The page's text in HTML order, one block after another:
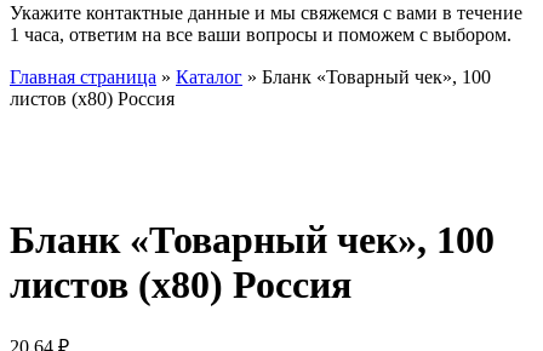
Укажите контактные данные и мы свяжемся с вами в течение
1 часа, ответим на все ваши вопросы и поможем с выбором.
Главная страница » Каталог » Бланк «Товарный чек», 100
листов (х80) Россия
Бланк «Товарный чек», 100
листов (х80) Россия